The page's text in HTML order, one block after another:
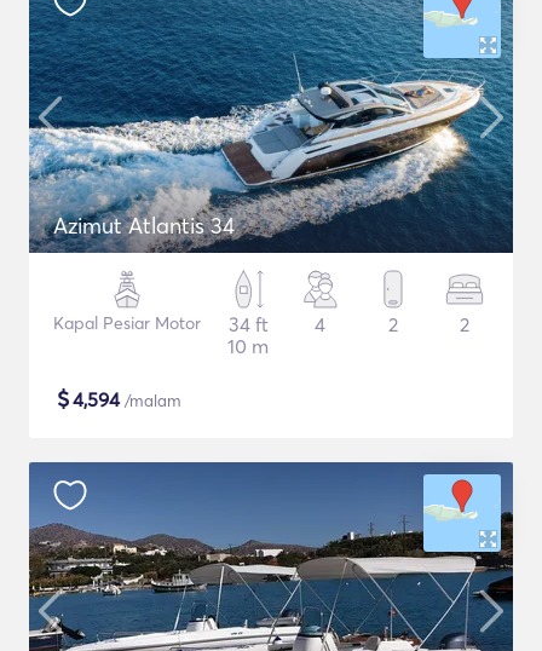
Azimut Atlantis 34
Kapal Pesiar Motor
34 ft
10 m
4 2 2
$4,594/malam